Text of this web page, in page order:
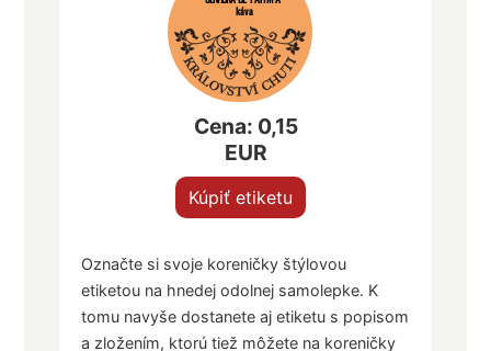
káva
Cena: 0,15
EUR
Kúpiť etiketu
Označte si svoje koreničky štýlovou
etiketou na hnedej odolnej samolepke. K
tomu navyše dostanete aj etiketu s popisom
a zložením, ktorú tiež môžete na koreničky